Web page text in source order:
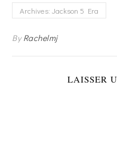
Archives: Jackson 5 Era
ByRachelmj
LAISSER